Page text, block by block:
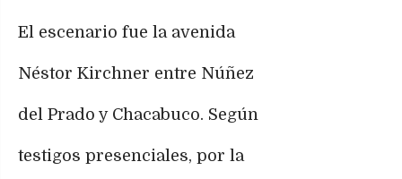
El escenario fue la avenida
Néstor Kirchner entre Núñez
del Prado y Chacabuco. Según
testigos presenciales, por la